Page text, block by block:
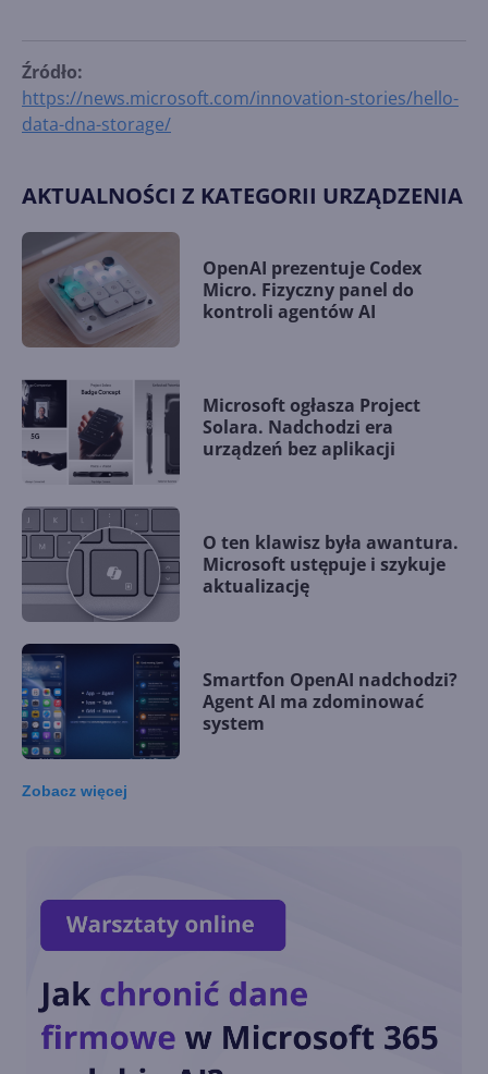
Źródło:
https://news.microsoft.com/innovation-stories/hello-
data-dna-storage/
AKTUALNOŚCI Z KATEGORII URZĄDZENIA
OpenAI prezentuje Codex
Micro. Fizyczny panel do
kontroli agentów AI
Microsoft ogłasza Project
Solara. Nadchodzi era
urządzeń bez aplikacji
O ten klawisz była awantura.
Microsoft ustępuje i szykuje
aktualizację
Smartfon OpenAI nadchodzi?
Agent AI ma zdominować
system
Generatywna AI na co
czwartym laptopie w 2024 r.
Kiedy zdominuje rynek?
Zobacz więcej